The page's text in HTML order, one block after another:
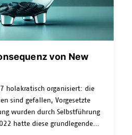
von New
holakratisch organisiert: die
sind gefallen, Vorgesetzte
wurden durch Selbstführung
hatte diese grundlegende